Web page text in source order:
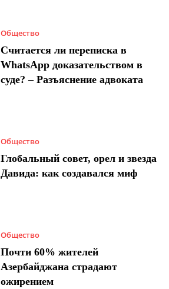
Общество
Считается ли переписка в
WhatsApp доказательством в
суде? – Разъяснение адвоката
Общество
Глобальный совет, орел и звезда
Давида: как создавался миф
Общество
Почти 60% жителей
Азербайджана страдают
ожирением